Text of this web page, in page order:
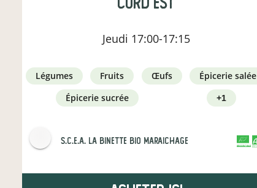
Jeudi 17:00-17:15
légumes fruits œufs
épicerie salée
épicerie sucrée
+1
s.c.e.a. la binette bio maraichage CERTIFIÉ PAR FR-BIO-01
AGRICULTURE FRANCE